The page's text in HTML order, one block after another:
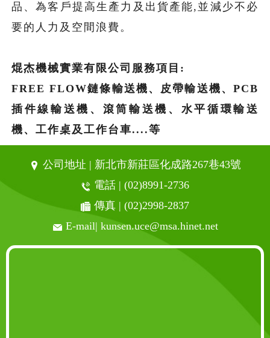
品、為客戶提高生產力及出貨產能,並減少不必
要的人力及空間浪費。
焜杰機械實業有限公司服務項目:
FREE FLOW鏈條輸送機、皮帶輸送機、PCB
插件線輸送機、滾筒輸送機、水平循環輸送
機、工作桌及工作台車....等
公司地址 | 新北市新莊區化成路267巷43號
電話 | (02)8991-2736
傳真 | (02)2998-2837
E-mail| kunsen.uce@msa.hinet.net